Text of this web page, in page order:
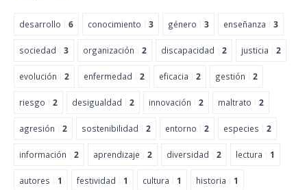
desarrollo 6 conocimiento 3 género 3 enseñanza 3
sociedad 3 organización 2 discapacidad 2 justicia 2
evolución 2 enfermedad 2 eficacia 2 gestión 2
riesgo 2 desigualdad 2 innovación 2 maltrato 2
agresión 2 sostenibilidad 2 entorno 2 especies 2
información 2 aprendizaje 2 diversidad 2 lectura 1
autores 1 festividad 1 cultura 1 historia 1